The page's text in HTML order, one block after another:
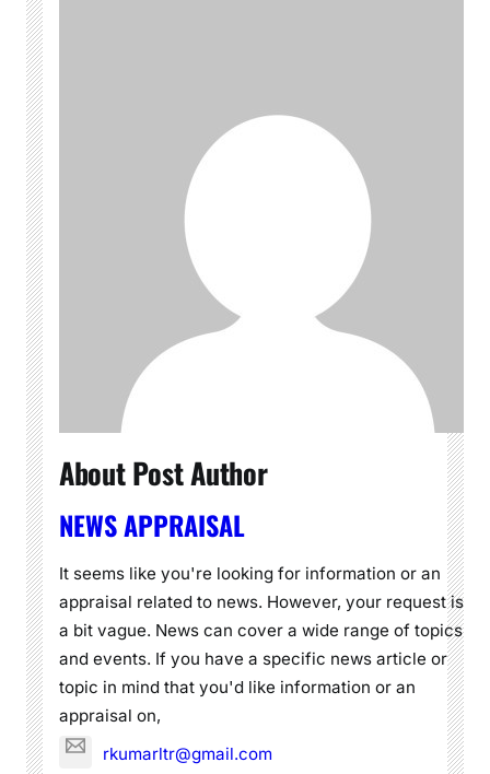
About Post Author
NEWS APPRAISAL
It seems like you're looking for information or an
appraisal related to news. However, your request is
a bit vague. News can cover a wide range of topics
and events. If you have a specific news article or
topic in mind that you'd like information or an
appraisal on,
rkumarltr@gmail.com